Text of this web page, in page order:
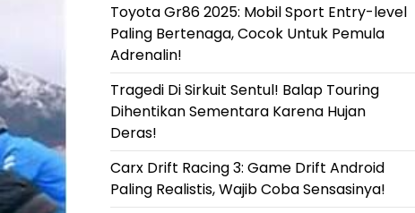
Toyota Gr86 2025: Mobil Sport Entry-level
Paling Bertenaga, Cocok Untuk Pemula
Adrenalin!
Tragedi Di Sirkuit Sentul! Balap Touring
Dihentikan Sementara Karena Hujan
Deras!
Carx Drift Racing 3: Game Drift Android
Paling Realistis, Wajib Coba Sensasinya!